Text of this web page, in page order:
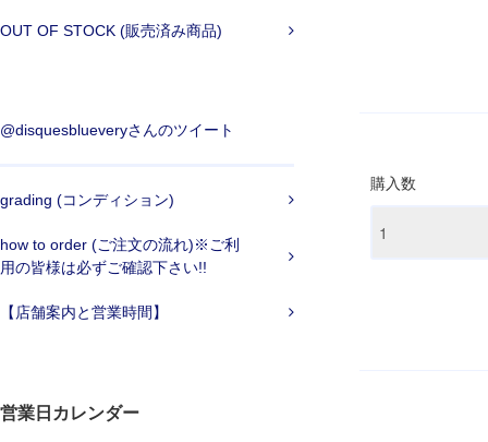
OUT OF STOCK (販売済み商品)
@disquesblueveryさんのツイート
grading (コンディション)
how to order (ご注文の流れ)※ご利
用の皆様は必ずご確認下さい!!
【店舗案内と営業時間】
営業日カレンダー
購入数